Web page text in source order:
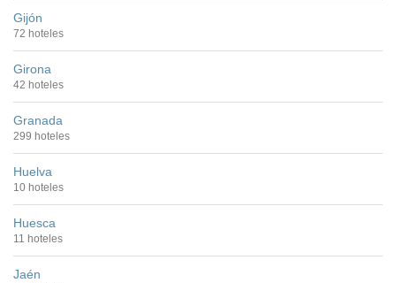
Gijón
72 hoteles
Girona
42 hoteles
Granada
299 hoteles
Huelva
10 hoteles
Huesca
11 hoteles
Jaén